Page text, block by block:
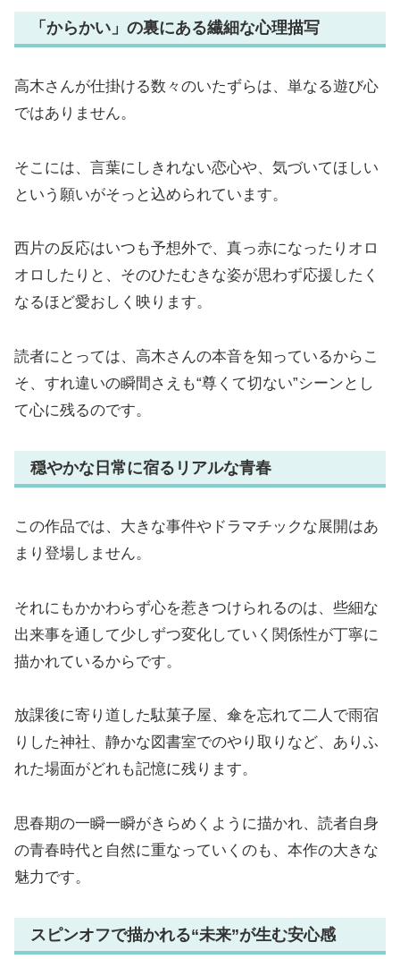
「からかい」の裏にある繊細な心理描写
高木さんが仕掛ける数々のいたずらは、単なる遊び心
ではありません。
そこには、言葉にしきれない恋心や、気づいてほしい
という願いがそっと込められています。
西片の反応はいつも予想外で、真っ赤になったりオロ
オロしたりと、そのひたむきな姿が思わず応援したく
なるほど愛おしく映ります。
読者にとっては、高木さんの本音を知っているからこ
そ、すれ違いの瞬間さえも“尊くて切ない”シーンとし
て心に残るのです。
穏やかな日常に宿るリアルな青春
この作品では、大きな事件やドラマチックな展開はあ
まり登場しません。
それにもかかわらず心を惹きつけられるのは、些細な
出来事を通して少しずつ変化していく関係性が丁寧に
描かれているからです。
放課後に寄り道した駄菓子屋、傘を忘れて二人で雨宿
りした神社、静かな図書室でのやり取りなど、ありふ
れた場面がどれも記憶に残ります。
思春期の一瞬一瞬がきらめくように描かれ、読者自身
の青春時代と自然に重なっていくのも、本作の大きな
魅力です。
スピンオフで描かれる“未来”が生む安心感